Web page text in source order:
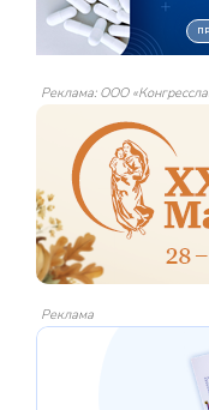
Реклама: ООО
Реклама